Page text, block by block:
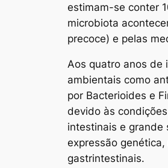
estimam-se conter
microbiota
precoce) e pelas
Aos quatro anos de
ambientais como
por Bacterioides e
devido às
intestinais e grande
expressão
gastrintestinais.